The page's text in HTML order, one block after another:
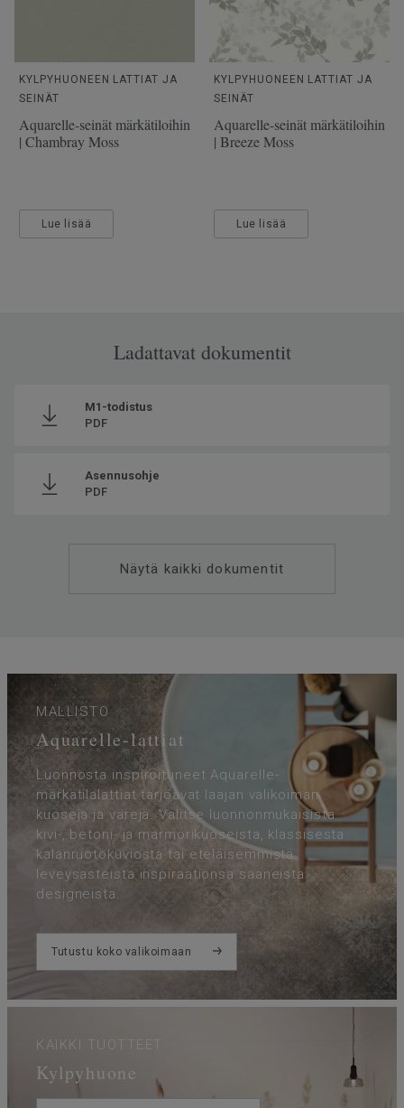
25905205
käytössä
31 Keskimääräinen kulutus
Lattialämmitys
Soveltuu (korkeintaan 27°C)
Kulutuskerroksen paksuus
0.35
KYLPYHUONEEN LATTIAT JA
SEINÄT
Aquarelle-seinät märkätiloihin
| Chambray Moss
Lue lisää
KYLPYHUONEEN LATTIAT JA
SEINÄT
Aquarelle-seinät märkätiloihin
| Breeze Moss
Lue lisää
Ladattavat dokumentit
M1-todistus
PDF
Asennusohje
PDF
Näytä kaikki dokumentit
MALLISTO
Aquarelle-lattiat
Luonnosta inspiroituneet Aquarelle-
märkätilalattiat tarjoavat laajan valikoiman
kuoseja ja värejä. Valitse luonnonmukaisista
kivi-, betoni- ja marmorikuoseista, klassisesta
kalanruotokuviosta tai eteläisemmistä
leveysasteista inspiraationsa saaneista
designeista.
Tutustu koko valikoimaan
KAIKKI TUOTTEET
Kylpyhuone